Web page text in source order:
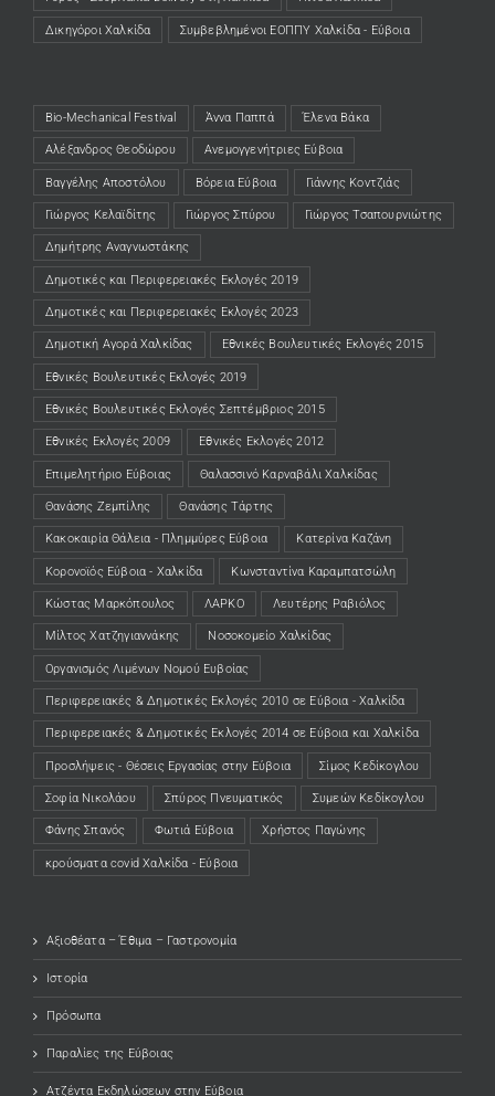
Δικηγόροι Χαλκίδα
(opens in a new tab) Συμβεβλημένοι ΕΟΠΠΥ Χαλκίδα - Εύβοια
(opens in a new tab)
Bio-Mechanical Festival Άννα Παππά Έλενα Βάκα
Αλέξανδρος Θεοδώρου Ανεμογγενήτριες Εύβοια
Βαγγέλης Αποστόλου Βόρεια Εύβοια Γιάννης Κοντζιάς
Γιώργος Κελαϊδίτης Γιώργος Σπύρου Γιώργος Τσαπουρνιώτης
Δημήτρης Αναγνωστάκης
Δημοτικές και Περιφερειακές Εκλογές 2019
Δημοτικές και Περιφερειακές Εκλογές 2023
Δημοτική Αγορά Χαλκίδας Εθνικές Βουλευτικές Εκλογές 2015
Εθνικές Βουλευτικές Εκλογές 2019
Εθνικές Βουλευτικές Εκλογές Σεπτέμβριος 2015
Εθνικές Εκλογές 2009 Εθνικές Εκλογές 2012
Επιμελητήριο Εύβοιας Θαλασσινό Καρναβάλι Χαλκίδας
Θανάσης Ζεμπίλης Θανάσης Τάρτης
Κακοκαιρία Θάλεια - Πλημμύρες Εύβοια Κατερίνα Καζάνη
Κορονοϊός Εύβοια - Χαλκίδα Κωνσταντίνα Καραμπατσώλη
Κώστας Μαρκόπουλος ΛΑΡΚΟ Λευτέρης Ραβιόλος
Μίλτος Χατζηγιαννάκης Νοσοκομείο Χαλκίδας
Οργανισμός Λιμένων Νομού Ευβοίας
Περιφερειακές & Δημοτικές Εκλογές 2010 σε Εύβοια - Χαλκίδα
Περιφερειακές & Δημοτικές Εκλογές 2014 σε Εύβοια και Χαλκίδα
Προσλήψεις - Θέσεις Εργασίας στην Εύβοια Σίμος Κεδίκογλου
Σοφία Νικολάου Σπύρος Πνευματικός Συμεών Κεδίκογλου
Φάνης Σπανός Φωτιά Εύβοια Χρήστος Παγώνης
κρούσματα covid Χαλκίδα - Εύβοια
Αξιοθέατα – Έθιμα – Γαστρονομία
Ιστορία
Πρόσωπα
Παραλίες της Εύβοιας
Ατζέντα Εκδηλώσεων στην Εύβοια